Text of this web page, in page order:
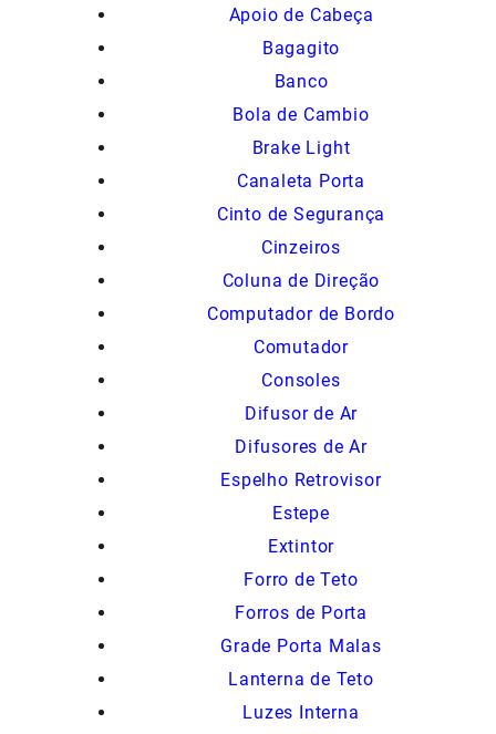
Apoio de Cabeça
Bagagito
Banco
Bola de Cambio
Brake Light
Canaleta Porta
Cinto de Segurança
Cinzeiros
Coluna de Direção
Computador de Bordo
Comutador
Consoles
Difusor de Ar
Difusores de Ar
Espelho Retrovisor
Estepe
Extintor
Forro de Teto
Forros de Porta
Grade Porta Malas
Lanterna de Teto
Luzes Interna